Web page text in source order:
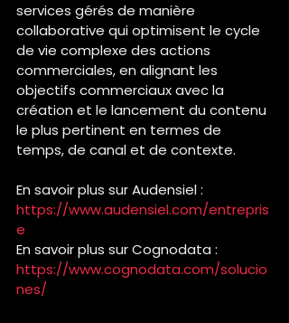
services gérés de manière
collaborative qui optimisent le cycle
de vie complexe des actions
commerciales, en alignant les
objectifs commerciaux avec la
création et le lancement du contenu
le plus pertinent en termes de
temps, de canal et de contexte.
En savoir plus sur Audensiel :
https://www.audensiel.com/entrepris
e
En savoir plus sur Cognodata :
https://www.cognodata.com/solucio
nes/